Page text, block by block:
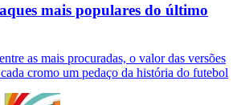
mais populares do último
as mais procuradas, o valor das versões
cromo um pedaço da história do futebol